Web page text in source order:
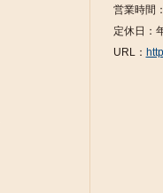
営業時間
定休日：
URL：